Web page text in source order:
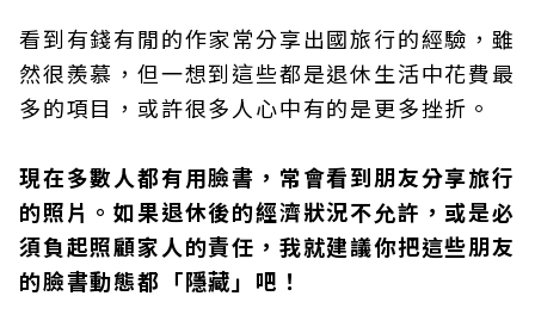
看到有錢有閒的作家常分享出國旅行的經驗，雖
然很羨慕，但一想到這些都是退休生活中花費最
多的項目，或許很多人心中有的是更多挫折。
現在多數人都有用臉書，常會看到朋友分享旅行
的照片。如果退休後的經濟狀況不允許，或是必
須負起照顧家人的責任，我就建議你把這些朋友
的臉書動態都「隱藏」吧！